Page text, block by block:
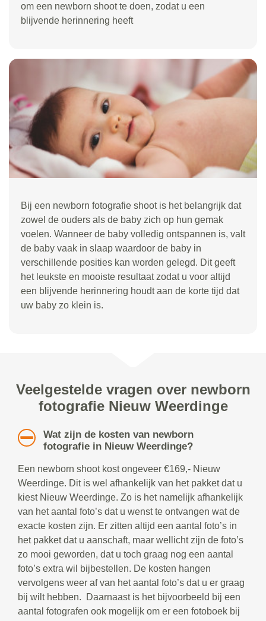
om een newborn shoot te doen, zodat u een
blijvende herinnering heeft
Bij een newborn fotografie shoot is het belangrijk dat
zowel de ouders als de baby zich op hun gemak
voelen. Wanneer de baby volledig ontspannen is, valt
de baby vaak in slaap waardoor de baby in
verschillende posities kan worden gelegd. Dit geeft
het leukste en mooiste resultaat zodat u voor altijd
een blijvende herinnering houdt aan de korte tijd dat
uw baby zo klein is.
Veelgestelde vragen over newborn
fotografie Nieuw Weerdinge
Wat zijn de kosten van newborn
fotografie in Nieuw Weerdinge?
Een newborn shoot kost ongeveer €169,- Nieuw
Weerdinge. Dit is wel afhankelijk van het pakket dat u
kiest Nieuw Weerdinge. Zo is het namelijk afhankelijk
van het aantal foto’s dat u wenst te ontvangen wat de
exacte kosten zijn. Er zitten altijd een aantal foto’s in
het pakket dat u aanschaft, maar wellicht zijn de foto’s
zo mooi geworden, dat u toch graag nog een aantal
foto’s extra wil bijbestellen. De kosten hangen
vervolgens weer af van het aantal foto’s dat u er graag
bij wilt hebben. Daarnaast is het bijvoorbeeld bij een
aantal fotografen ook mogelijk om er een fotoboek bij